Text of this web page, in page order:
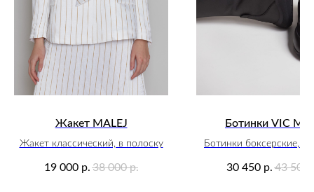
Жакет MALEJ
Жакет классический, в полоску
19 000 р. 38 000 р.
Ботинки VIC
Ботинки боксерские,
30 450 р. 43 500